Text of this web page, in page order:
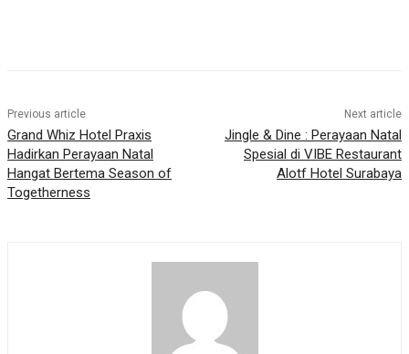
Previous article
Grand Whiz Hotel Praxis
Hadirkan Perayaan Natal
Hangat Bertema Season of
Togetherness
Next article
Jingle & Dine : Perayaan Natal
Spesial di VIBE Restaurant
Alotf Hotel Surabaya